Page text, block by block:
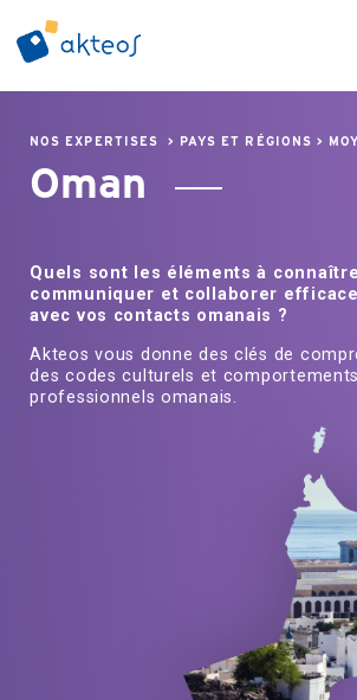
NOS EXPERTISES > PAYS ET RÉGIONS >
Oman
Quels sont les éléments à
communiquer et collaborer
avec vos contacts omanais ?
Akteos vous donne des clés de
des codes culturels et comportements
professionnels omanais.